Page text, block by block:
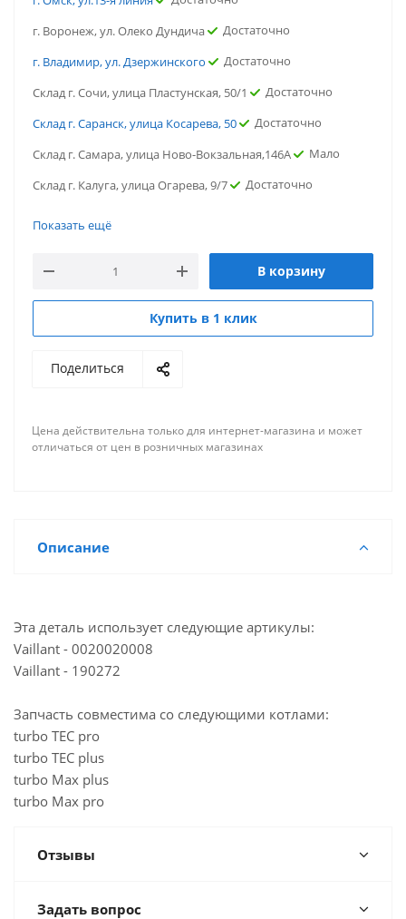
г. Воронеж, ул. Олеко Дундича
Достаточно
г. Владимир, ул. Дзержинского
Достаточно
Склад г. Сочи, улица Пластунская, 50/1
Достаточно
Склад г. Саранск, улица Косарева, 50
Достаточно
Склад г. Самара, улица Ново-Вокзальная,146А
Мало
Склад г. Калуга, улица Огарева, 9/7
Достаточно
г. Владимир, ул. Дзержинского
Достаточно
Склад г. Саранск, улица Косарева, 50
Достаточно
Склад г. Самара, улица Ново-Вокзальная,146А
Показать ещё
В корзину
Купить в 1 клик
Поделиться
Цена действительна только для интернет-магазина и может
отличаться от цен в розничных магазинах
Описание
Эта деталь использует следующие артикулы:
Vaillant - 0020020008
Vaillant - 190272
Запчасть совместима со следующими котлами:
turbo TEC pro
turbo TEC plus
turbo Max plus
turbo Max pro
Отзывы
Задать вопрос